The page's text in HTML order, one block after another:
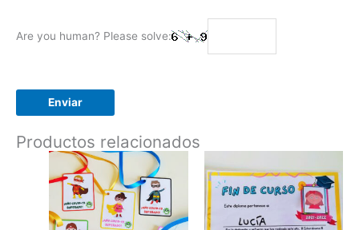
Are you human? Please solve:
Productos relacionados